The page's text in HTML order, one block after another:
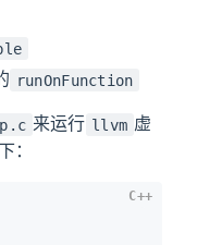
runOnFunction
来运行 llvm 虚
：
C++